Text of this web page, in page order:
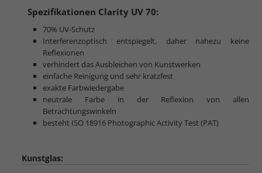
Spezifikationen Clarity UV 70:
70% UV-Schutz
Interferenzoptisch entspiegelt, daher nahezu keine
Reflexionen
verhindert das Ausbleichen von Kunstwerken
einfache Reinigung und sehr kratzfest
exakte Farbwiedergabe
neutrale Farbe in der Reflexion von allen
Betrachtungswinkeln
besteht ISO 18916 Photographic Activity Test (PAT)
Kunstglas: